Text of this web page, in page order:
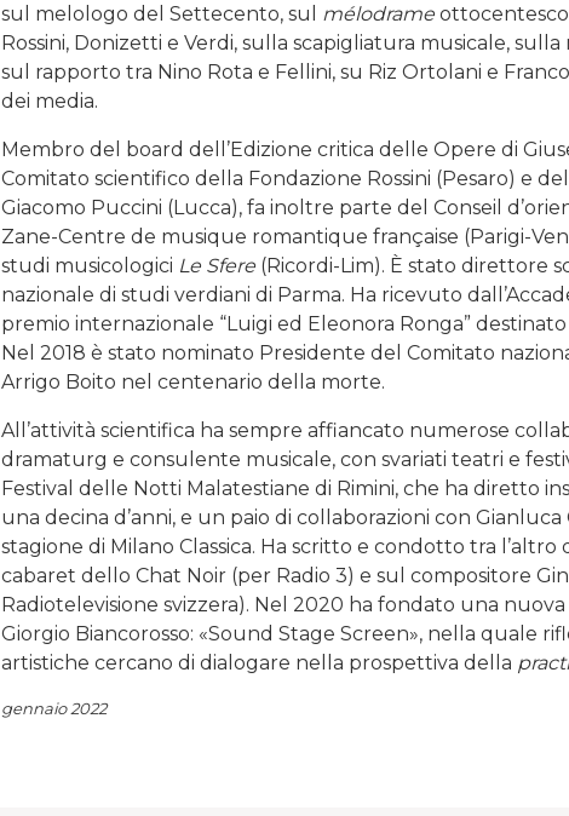
sul melologo del Settecento, sul
mélodrame
Rossini, Donizetti e Verdi, sulla scapigliatura musicale,
sul rapporto tra Nino Rota e Fellini, su Riz Ortolani e
dei media.
Membro del board dell’Edizione critica delle Opere di
Comitato scientifico della Fondazione Rossini (Pesaro) e
Giacomo Puccini (Lucca), fa inoltre parte del Conseil
Zane-Centre de musique romantique française (Parigi-
studi musicologici Le Sfere(Ricordi-Lim). È stato direttore
nazionale di studi verdiani di Parma. Ha ricevuto
premio internazionale “Luigi ed Eleonora Ronga”
Nel 2018 è stato nominato Presidente del Comitato
Arrigo Boito nel centenario della morte.
All’attività scientifica ha sempre affiancato numerose
dramaturg e consulente musicale, con svariati teatri e
Festival delle Notti Malatestiane di Rimini, che ha diretto
una decina d’anni, e un paio di collaborazioni con
stagione di Milano Classica. Ha scritto e condotto tra l’altro
cabaret dello Chat Noir (per Radio 3) e sul compositore
Radiotelevisione svizzera). Nel 2020 ha fondato una
Giorgio Biancorosso: «Sound Stage Screen», nella quale
artistiche cercano di dialogare nella prospettiva della
gennaio 2022